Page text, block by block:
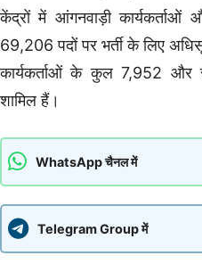
केंद्रों में आंगनवाड़ी
69,206 पदों पर भर्ती के लिए
कार्यकर्ताओं के कुल 7,952
शामिल हैं।
WhatsApp चैनल में
Telegram Group में